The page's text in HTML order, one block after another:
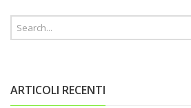
ARTICOLI RECENTI